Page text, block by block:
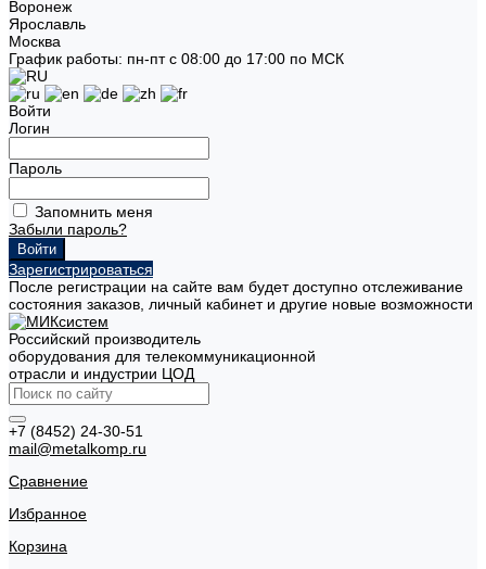
Воронеж
Ярославль
Москва
График работы: пн-пт с 08:00 до 17:00 по МСК
Войти
Логин
Пароль
Запомнить меня
Забыли пароль?
Зарегистрироваться
После регистрации на сайте вам будет доступно отслеживание
состояния заказов, личный кабинет и другие новые возможности
Российский производитель
оборудования для телекоммуникационной
отрасли и индустрии ЦОД
+7 (8452) 24-30-51
mail@metalkomp.ru
Сравнение
Избранное
Корзина